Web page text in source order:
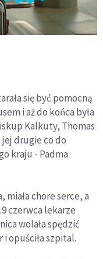
się być pomocną
i aż do końca była
Kalkuty, Thomas
jej drugie co do
kraju - Padma
miała chore serce, a
czerwca lekarze
wolała spędzić
opuściła szpital.